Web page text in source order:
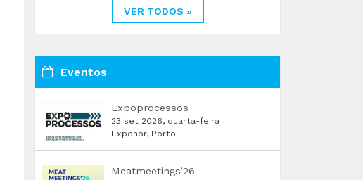
VER TODOS »
Eventos
Expoprocessos
23 set 2026, quarta-feira
Exponor, Porto
Meatmeetings’26